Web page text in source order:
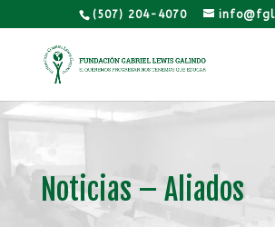
(507) 204-4070
Noticias – Aliados